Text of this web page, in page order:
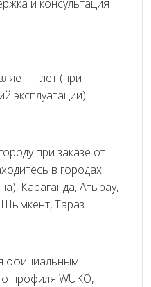
и консультация
– лет (при
эксплуатации).
при заказе от
в городах:
Караганда, Атырау,
Тараз.
официальным
профиля WUKO,